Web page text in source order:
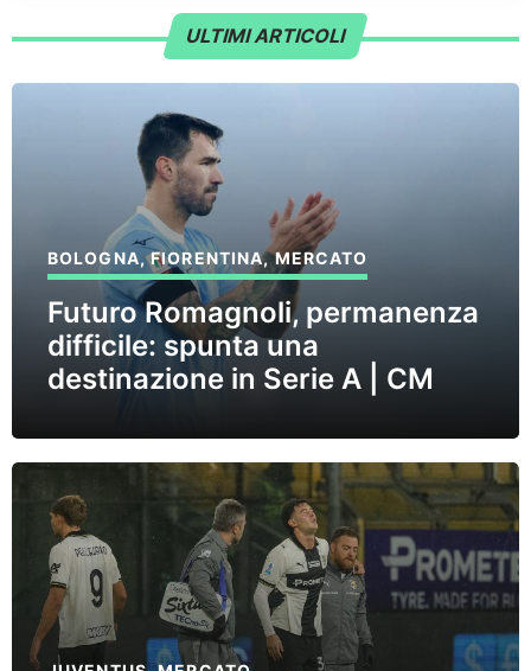
ULTIMI ARTICOLI
BOLOGNA,FIORENTINA,MERCATO
Futuro Romagnoli, permanenza
difficile: spunta una
destinazione in Serie A | CM